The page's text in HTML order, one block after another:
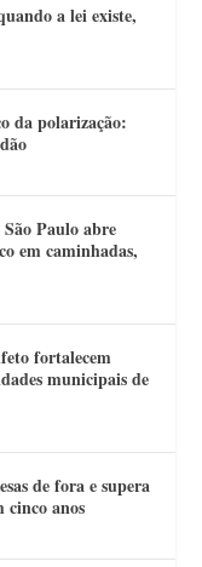
a lei existe,
da polarização:
Paulo abre
em caminhadas,
fortalecem
municipais de
de fora e supera
cinco anos